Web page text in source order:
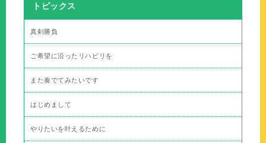
トピックス
真剣勝負
ご希望に沿ったリハビリを
また奏でてみたいです
はじめまして
やりたいを叶えるために